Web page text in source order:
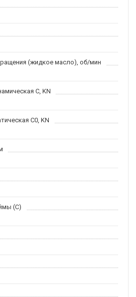
(жидкое масло), об/мин
C, KN
C0, KN
(C)